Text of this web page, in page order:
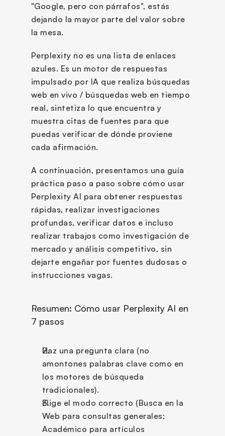
"Google, pero con párrafos", estás
dejando la mayor parte del valor sobre
la mesa.
Perplexity no es una lista de enlaces
azules. Es un motor de respuestas
impulsado por IA que realiza búsquedas
web en vivo / búsquedas web en tiempo
real, sintetiza lo que encuentra y
muestra citas de fuentes para que
puedas verificar de dónde proviene
cada afirmación.
A continuación, presentamos una guía
práctica paso a paso sobre cómo usar
Perplexity AI para obtener respuestas
rápidas, realizar investigaciones
profundas, verificar datos e incluso
realizar trabajos como investigación de
mercado y análisis competitivo, sin
dejarte engañar por fuentes dudosas o
instrucciones vagas.
Resumen: Cómo usar Perplexity AI en
7 pasos
Haz una pregunta clara (no
amontones palabras clave como en
los motores de búsqueda
tradicionales).
Elige el modo correcto (Busca en la
Web para consultas generales;
Académico para artículos